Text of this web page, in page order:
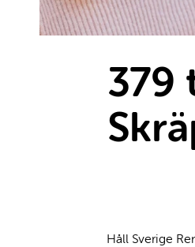
379
Body
Håll Sverige